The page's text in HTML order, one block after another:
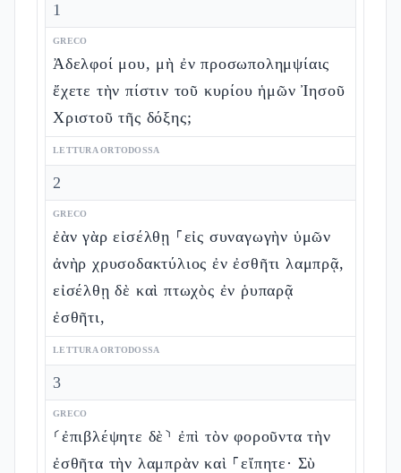
1
GRECO
Ἀδελφοί μου, μὴ ἐν προσωπολημψίαις
ἔχετε τὴν πίστιν τοῦ κυρίου ἡμῶν Ἰησοῦ
Χριστοῦ τῆς δόξης;
LETTURA ORTODOSSA
2
GRECO
ἐὰν γὰρ εἰσέλθῃ ⸀εἰς συναγωγὴν ὑμῶν
ἀνὴρ χρυσοδακτύλιος ἐν ἐσθῆτι λαμπρᾷ,
εἰσέλθῃ δὲ καὶ πτωχὸς ἐν ῥυπαρᾷ
ἐσθῆτι,
LETTURA ORTODOSSA
3
GRECO
⸂ἐπιβλέψητε δὲ⸃ ἐπὶ τὸν φοροῦντα τὴν
ἐσθῆτα τὴν λαμπρὰν καὶ ⸀εἴπητε· Σὺ